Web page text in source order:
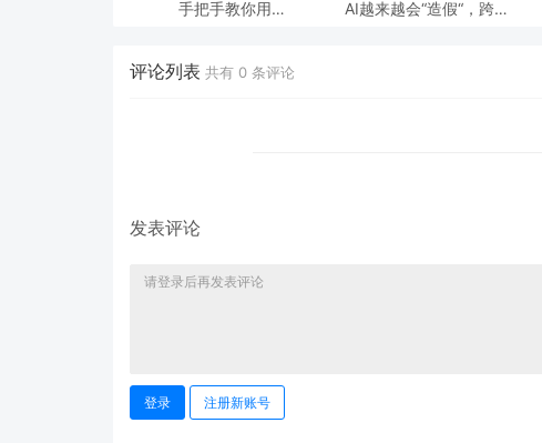
手把手教你用
AI越来越会“造假“，跨模
评论列表 共有 0 条评论
发表评论
登录 注册新账号